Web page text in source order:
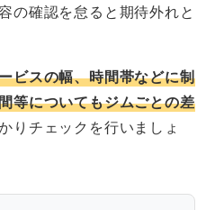
の確認を怠ると期待外れと
ビスの幅、時間帯などに制
等についてもジムごとの差
りチェックを行いましょ